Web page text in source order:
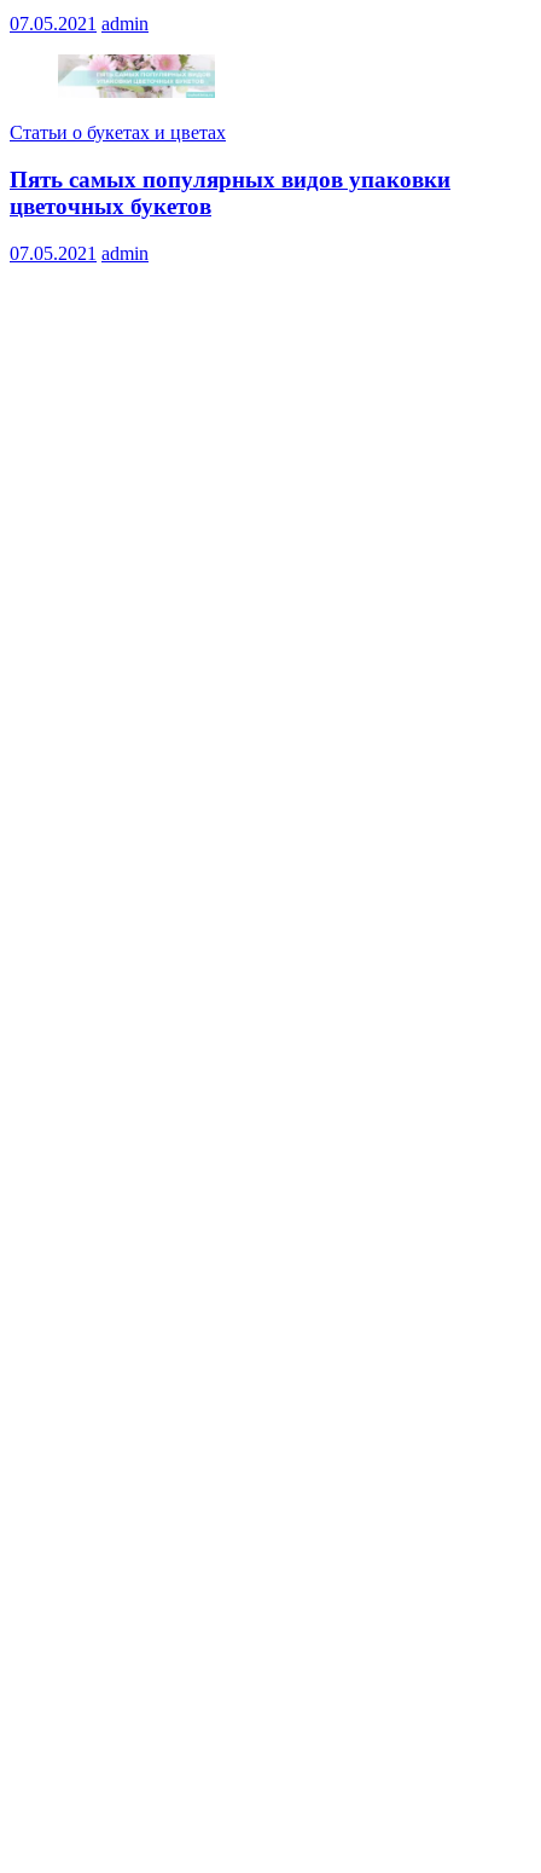
07.05.2021 admin
Статьи о букетах и цветах
Пять самых популярных видов упаковки
цветочных букетов
07.05.2021 admin